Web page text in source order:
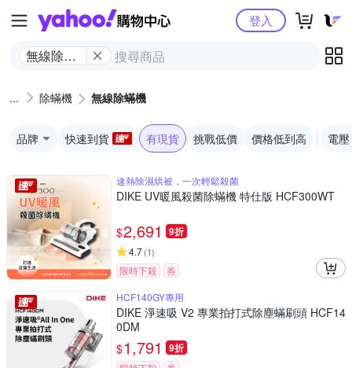
Yahoo購物中心
無線除蟎
登入
除蟎機 無線除蟎機
品牌 快速到貨 有現貨 挑戰低價 價格低到高 電壓
速熱除濕烘被，一次輕鬆殺菌
DIKE UV暖風殺菌除蟎機 特仕版 HCF300WT
$2,691 9折
4.7(1)
限時下殺
券
HCF140GY專用
DIKE 淨速吸 V2 專業拍打式除塵蟎刷頭 HCF14
0DM
$1,791 9折